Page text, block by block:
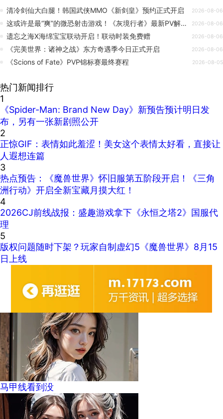
清冷剑仙大白腿！韩国武侠MMO《新剑皇》预约正式开启 2026-08-06
这或许是最“爽”的微恐射击游戏！《灰境行者》最新PV解析！ 2026-08-06
遗忘之海X海绵宝宝联动开启！联动时装免费赠 2026-08-06
《完美世界：诸神之战》东方奇遇季今日正式开启 2026-08-06
《Scions of Fate》PVP锦标赛最终赛程 2026-08-05
热门新闻排行
1
《Spider-Man: Brand New Day》新预告预计明日发
布，另有一张新剧照公开
2
正惊GIF：表情如此羞涩！美女这个表情太好看，直接让
人遐想连篇
3
热点预告：《魔兽世界》怀旧服第五阶段开启！《三角
洲行动》开启全新宝藏月摸大红！
4
2026CJ前线战报：盛趣游戏拿下《永恒之塔2》国服代
理
5
版权问题随时下架？玩家自制虚幻5《魔兽世界》8月15
日上线
马甲线看到没